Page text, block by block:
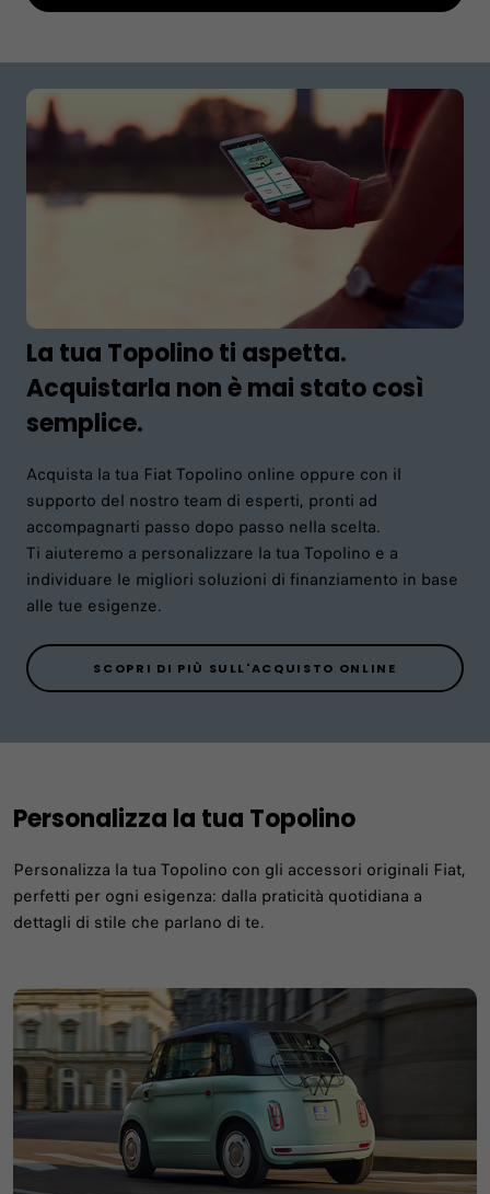
La tua Topolino ti aspetta.
Acquistarla non è mai stato così
semplice.
Acquista la tua Fiat Topolino online oppure con il
supporto del nostro team di esperti, pronti ad
accompagnarti passo dopo passo nella scelta.
Ti aiuteremo a personalizzare la tua Topolino e a
individuare le migliori soluzioni di finanziamento in base
alle tue esigenze.
SCOPRI DI PIÙ SULL'ACQUISTO ONLINE
Personalizza la tua Topolino​
Personalizza la tua Topolino con gli accessori originali Fiat,
perfetti per ogni esigenza: dalla praticità quotidiana a
dettagli di stile che parlano di te.